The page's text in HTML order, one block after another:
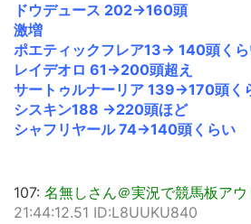
ドウデュース 202→160頭
激増
ポエティックフレア13→ 140頭く
レイデオロ 61→200頭超え
サートゥルナーリア 139→170頭く
シスキン188 →220頭ほど
シャフリヤール 74→140頭くらい
107: 名無しさん＠実況で競馬板アウ
21:44:12.51 ID:L8UUKU840